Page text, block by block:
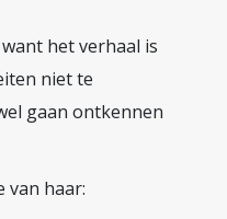
het verhaal is
niet te
gaan ontkennen
van haar: